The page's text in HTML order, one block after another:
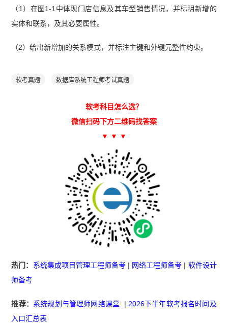
（1）在图1-1中体现门店信息及其车型销售情况，并标明新增的
实体和联系，及其必要属性。
（2）给出新增加的关系模式，并标注主键和外键元整性约束。
软考真题 数据库系统工程师考试真题
软考科目怎么选？
微信扫码下方二维码找答案
▼ ▼ ▼
热门： 系统集成项目管理工程师备考 | 网络工程师备考 | 软件设计
师备考
推荐： 系统规划与管理师网络课堂 | 2026下半年软考报名时间及
入口汇总表